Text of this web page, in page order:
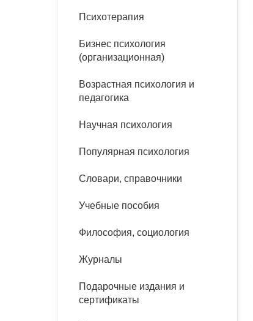
Расстройства пищевого
Тревожные расстройства,
Песочная терапия
Психодрама
Сказкотерапия
Другие направления
психотерапии
Классический, эриксоновский
Психология труда и
Психофизиология
Социальная психология
Социальная и
Учебная литература
Классический и юнгианский
Психотерапия
Бизнес психология
(организационная)
Возрастная психология и
педагогика
Научная психология
Популярная психология
Словари, справочники
Учебные пособия
Философия, социология
Журналы
Подарочные издания и
сертификаты